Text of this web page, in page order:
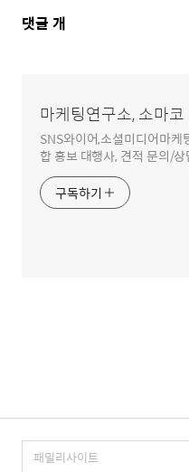
댓
댓글 개
마케팅연구소, 소마코
SNS와이어,소셜미디어마케
합 홍보 대행사, 견적 문의/상
구독하기